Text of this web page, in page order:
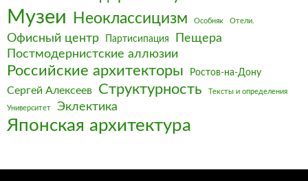
Музеи Неоклассицизм Особняк Отели.
Офисный центр Партисипация
Пещера
Постмодернистские аллюзии
Российские архитекторы Ростов-на-Дону
Сергей Алексеев Структурность Тексты и определения
Университет Эклектика
Японская архитектура